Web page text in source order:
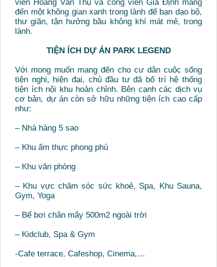
viên Hoàng Văn Thụ và công viên Gia Định mang
đến một không gian xanh trong lành để bạn dạo bộ,
thư giãn, tận hưởng bầu không khí mát mẻ, trong
lành.
TIỆN ÍCH DỰ ÁN PARK LEGEND
Với mong muốn mang đến cho cư dân cuộc sống
tiện nghi, hiện đại, chủ đầu tư đã bố trí hệ thống
tiện ích nội khu hoàn chỉnh. Bên cạnh các dịch vụ
cơ bản, dự án còn sở hữu những tiện ích cao cấp
như:
– Nhà hàng 5 sao
– Khu ẩm thực phong phú
– Khu văn phòng
– Khu vực chăm sóc sức khoẻ, Spa, Khu Sauna,
Gym, Yoga
– Bể bơi chân mây 500m2 ngoài trời
– Kidclub, Spa & Gym
-Cafe terrace, Cafeshop, Cinema,…